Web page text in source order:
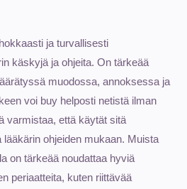
ja turvallisesti
käskyjä ja ohjeita. On tärkeää
muodossa, annoksessa ja
voi buy helposti netistä ilman
varmistaa, että käytät sitä
ohjeiden mukaan. Muista
on tärkeää noudattaa hyviä
periaatteita, kuten riittävää